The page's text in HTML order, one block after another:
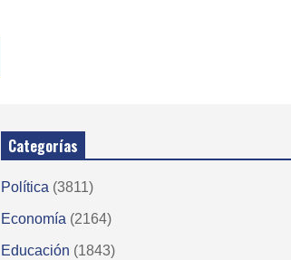
Categorías
Política (3811)
Economía (2164)
Educación (1843)